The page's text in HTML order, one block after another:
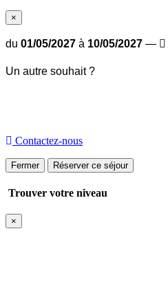
×
du 01/05/2027 à 10/05/2027 —
Un autre souhait ?
Contactez-nous
Fermer Réserver ce séjour
Trouver votre niveau
×